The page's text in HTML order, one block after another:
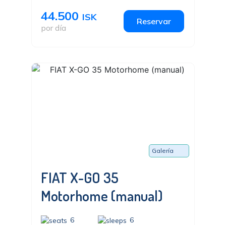
44.500 ISK
por día
Reservar
Galería
FIAT X-GO 35
Motorhome (manual)
6
6